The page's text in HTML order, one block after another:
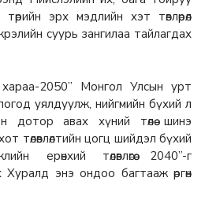
эрх мэдлийн хэт төвлөрөл
суурь зангилаа тайлагдах
2050” Монгол Улсын урт
уялдуулж, нийгмийн бүхий л
дотор авах хүний төлөө шинэ
төлөвлөлтийн цогц шийдэл бүхий
ерөнхий төлөвлөгөө 2040”-г
энэ ондоо багтааж өргөн